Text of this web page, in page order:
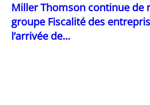
Miller Thomson continue de
groupe Fiscalité des
l’arrivée de...